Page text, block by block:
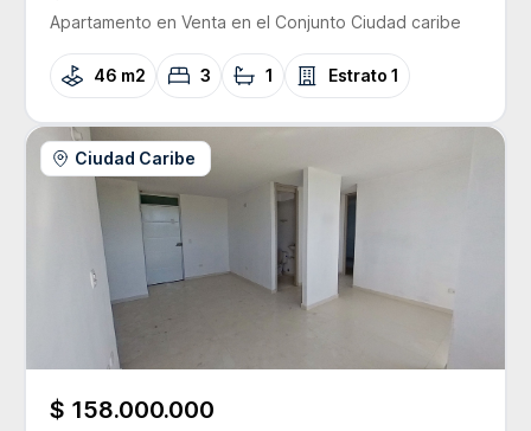
Apartamento en Venta en el Conjunto Ciudad caribe
46 m2 3 1 Estrato 1
Ciudad Caribe
$ 158.000.000